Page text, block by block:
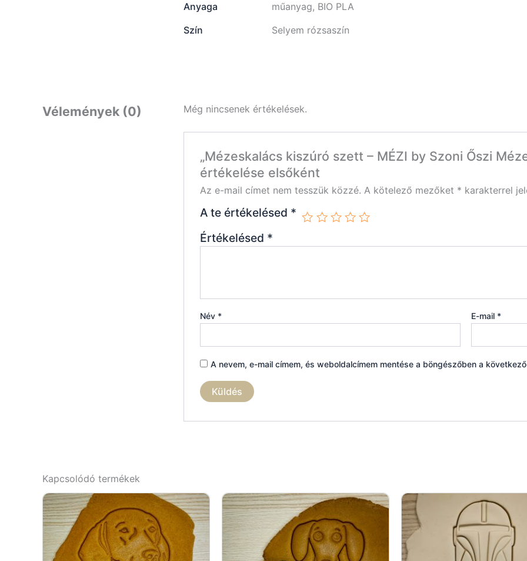
Anyaga
műanyag, BIO PLA
Szín
Selyem rózsaszín
Vélemények (0) Még nincsenek értékelések.
„Mézeskalács kiszúró szett – MÉZI by Szoni Őszi
értékelése elsőként
Az e-mail címet nem tesszük közzé. A kötelező mezőket * karakterrel
A te értékelésed *
Értékelésed *
Név * E-mail *
A nevem, e-mail címem, és weboldalcímem mentése a böngészőben a
Kapcsolódó termékek